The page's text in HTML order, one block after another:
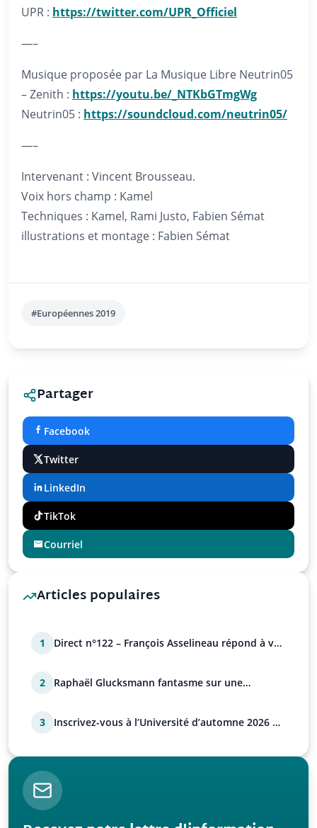
UPR : https://twitter.com/UPR_Officiel
—–
Musique proposée par La Musique Libre Neutrin05
– Zenith : https://youtu.be/_NTKbGTmgWg
Neutrin05 : https://soundcloud.com/neutrin05/
—–
Intervenant : Vincent Brousseau.
Voix hors champ : Kamel
Techniques : Kamel, Rami Justo, Fabien Sémat
illustrations et montage : Fabien Sémat
#Européennes 2019
Partager
Facebook
Twitter
LinkedIn
TikTok
Courriel
Articles populaires
1
Direct n°122 – François Asselineau répond à vos
2
Raphaël Glucksmann fantasme sur une
3
Inscrivez-vous à l’Université d’automne 2026 de